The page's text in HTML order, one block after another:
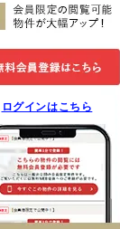
ログインはこちら